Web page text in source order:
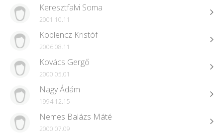
Keresztfalvi Soma
2001.10.11
Koblencz Kristóf
2006.08.11
Kovács Gergő
2000.05.01
Nagy Ádám
1994.12.15
Nemes Balázs Máté
2000.07.09